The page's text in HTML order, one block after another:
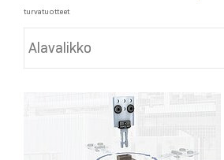
turvatuotteet
Alavalikko